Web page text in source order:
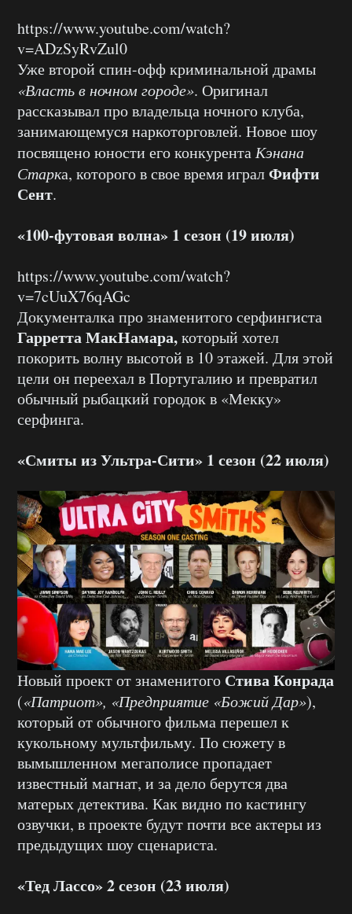
https://www.youtube.com/watch?
v=ADzSyRvZul0
Уже второй спин-офф криминальной драмы
«Власть в ночном городе». Оригинал
рассказывал про владельца ночного клуба,
занимающемуся наркоторговлей. Новое шоу
посвящено юности его конкурента Кэнана
Старка, которого в свое время игралФифти
Сент.
«100-футовая волна» 1 сезон (19 июля)
https://www.youtube.com/watch?
v=7cUuX76qAGc
Документалка про знаменитого серфингиста
Гарретта МакНамара,который хотел
покорить волну высотой в 10 этажей. Для этой
цели он переехал в Португалию и превратил
обычный рыбацкий городок в «Мекку»
серфинга.
«Смиты из Ультра-Сити» 1 сезон (22 июля)
Новый проект от знаменитого Стива Конрада
(«Патриот», «Предприятие «Божий Дар»),
который от обычного фильма перешел к
кукольному мультфильму. По сюжету в
вымышленном мегаполисе пропадает
известный магнат, и за дело берутся два
матерых детектива. Как видно по кастингу
озвучки, в проекте будут почти все актеры из
предыдущих шоу сценариста.
«Тед Лассо» 2 сезон (23 июля)